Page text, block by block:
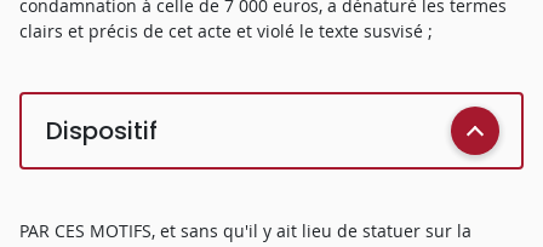
condamnation à celle de 7 000 euros, a dénaturé les termes
clairs et précis de cet acte et violé le texte susvisé ;
Dispositif
PAR CES MOTIFS, et sans qu'il y ait lieu de statuer sur la